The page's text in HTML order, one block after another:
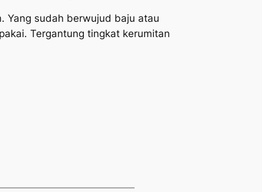
Yang sudah berwujud baju atau
Tergantung tingkat kerumitan